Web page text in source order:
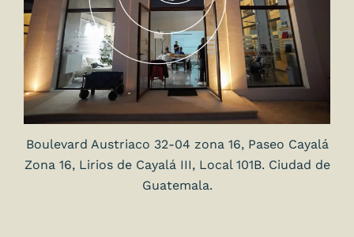
Boulevard Austriaco 32-04 zona 16, Paseo Cayalá
Zona 16, Lirios de Cayalá III, Local 101B. Ciudad de
Guatemala.